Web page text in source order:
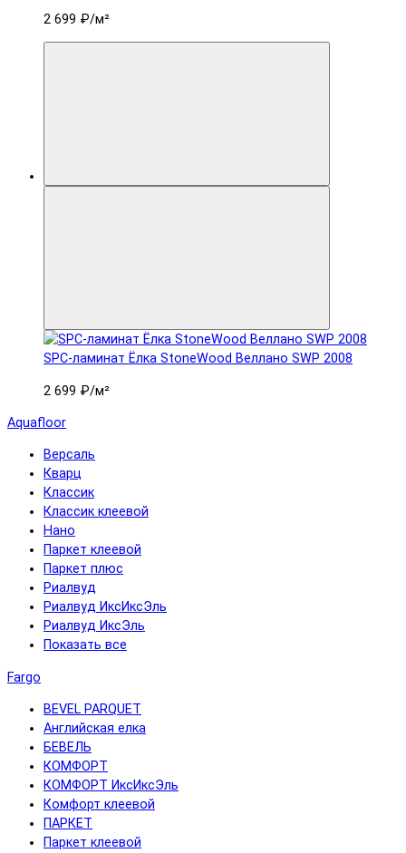
2 699 ₽/м²
SPC-ламинат Ëлка StoneWood Веллано SWP 2008
2 699 ₽/м²
Aquafloor
Версаль
Кварц
Классик
Классик клеевой
Нано
Паркет клеевой
Паркет плюс
Риалвуд
Риалвуд ИксИксЭль
Риалвуд ИксЭль
Показать все
Fargo
BEVEL PARQUET
Английская елка
БЕВЕЛЬ
КОМФОРТ
КОМФОРТ ИксИксЭль
Комфорт клеевой
ПАРКЕТ
Паркет клеевой